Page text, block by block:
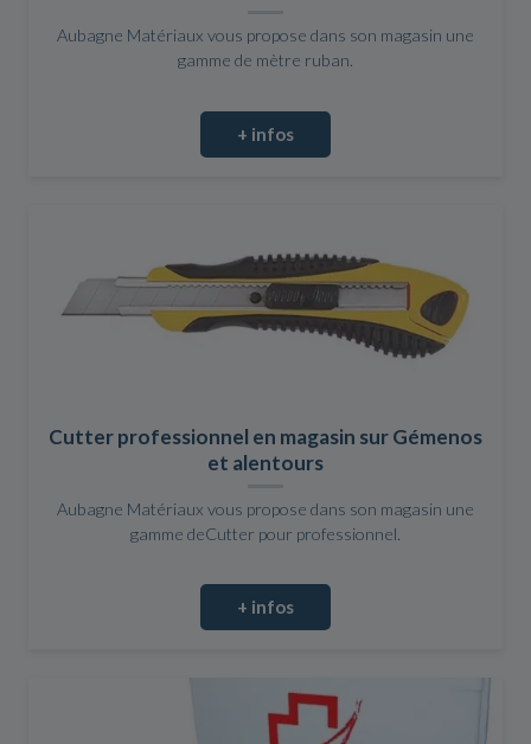
Aubagne Matériaux vous propose dans son magasin une
gamme de mètre ruban.
+ infos
Cutter professionnel en magasin sur Gémenos
et alentours
Aubagne Matériaux vous propose dans son magasin une
gamme deCutter pour professionnel.
+ infos